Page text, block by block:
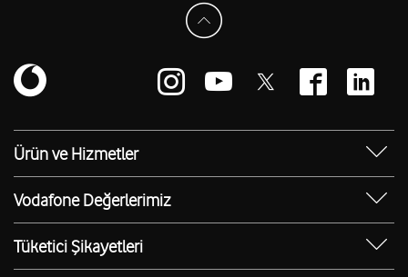
Ürün ve Hizmetler
Yanımda Uygulaması
Vodafone 4.5G
Ürünler
Toptan
Vodafone Değerlerimiz
Sosyal Destek
Erişilebilir Mağazalar
Tüketici Şikayetleri
Şikayet Talebi Oluşturma/Takibi